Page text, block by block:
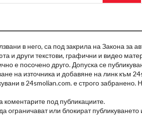
в него, са под закрила на Закона за
и други текстови, графични и видео
е посочено друго. Допуска се
на източника и добавяне на линк към
в 24smolian.com. е строго
коментарите под публикациите.
ограничават или блокират